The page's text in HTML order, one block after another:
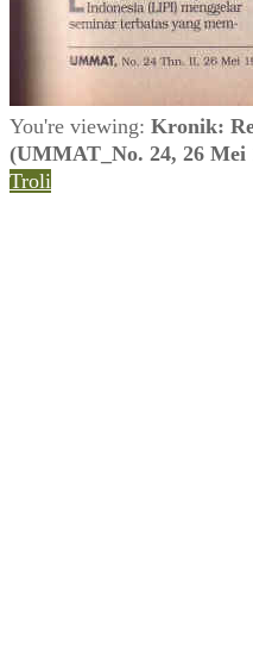
You're viewing: Kronik:
(UMMAT_No. 24, 26 Mei
Troli